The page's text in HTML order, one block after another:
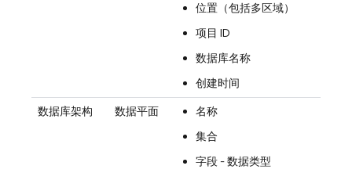
位置（包括多区域）
项目 ID
数据库名称
创建时间
数据库架构
数据平面
名称
集合
字段 - 数据类型